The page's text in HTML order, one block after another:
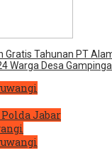
Gratis Tahunan PT
Warga Desa
Jabar